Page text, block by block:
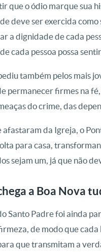
que o ódio marque sua
deve ser exercida
a dignidade de cada
cada pessoa possa
também pelos mais
permanecer firmes na
do crime, das
afastaram da Igreja, o
para casa,
sejam um, já que não
a Boa Nova
Santo Padre foi ainda
de modo que cada
que transmitam a